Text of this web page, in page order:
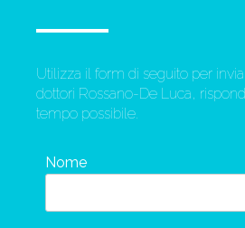
Utilizza il form di seguito per
dottori Rossano-De Luca,
tempo possibile.
Nome